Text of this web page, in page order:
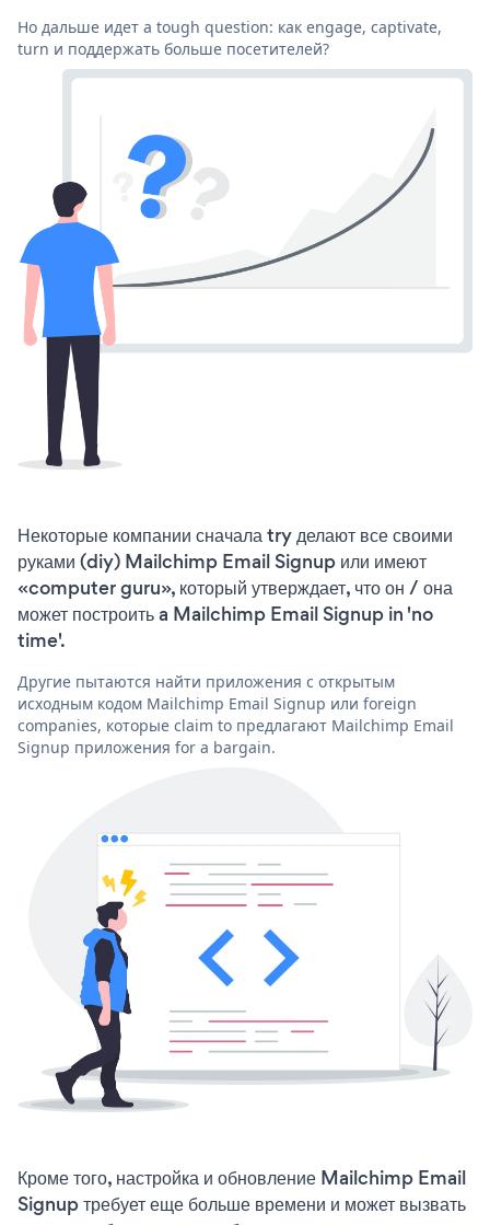
Но дальше идет a tough question: как engage, captivate,
turn и поддержать больше посетителей?
Некоторые компании сначала try делают все своими
руками (diy) Mailchimp Email Signup или имеют
«computer guru», который утверждает, что он / она
может построить a Mailchimp Email Signup in 'no
time'.
Другие пытаются найти приложения с открытым
исходным кодом Mailchimp Email Signup или foreign
companies, которые claim to предлагают Mailchimp Email
Signup приложения for a bargain.
Кроме того, настройка и обновление Mailchimp Email
Signup требует еще больше времени и может вызвать